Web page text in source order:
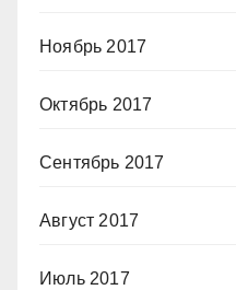
Ноябрь 2017
Октябрь 2017
Сентябрь 2017
Август 2017
Июль 2017